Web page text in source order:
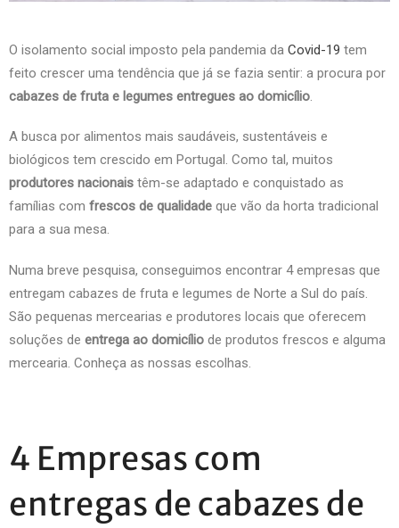
O isolamento social imposto pela pandemia da Covid-19 tem
feito crescer uma tendência que já se fazia sentir: a procura por
cabazes de fruta e legumes entregues ao domicílio.
A busca por alimentos mais saudáveis, sustentáveis e
biológicos tem crescido em Portugal. Como tal, muitos
produtores nacionais têm-se adaptado e conquistado as
famílias com frescos de qualidade que vão da horta tradicional
para a sua mesa.
Numa breve pesquisa, conseguimos encontrar 4 empresas que
entregam cabazes de fruta e legumes de Norte a Sul do país.
São pequenas mercearias e produtores locais que oferecem
soluções de entrega ao domicílio de produtos frescos e alguma
mercearia. Conheça as nossas escolhas.
4 Empresas com
entregas de cabazes de